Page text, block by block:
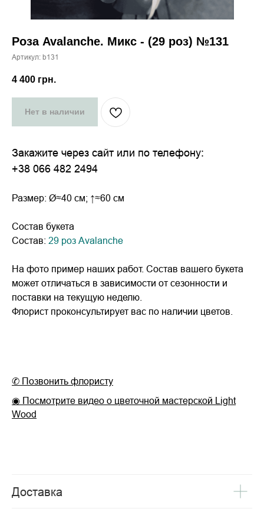
Роза Avalanche. Микс - (29 роз) №131
Артикул: b131
4 400 грн.
Нет в наличии
Закажите через сайт или по телефону:
+38 066 482 2494
Размер: Ø≈40 см; ↑≈60 см
Состав букета
Состав: 29 роз Avalanche
На фото пример наших работ. Состав вашего букета
может отличаться в зависимости от сезонности и
поставки на текущую неделю.
Флорист проконсультирует вас по наличии цветов.
✆ Позвонить флористу
◉ Посмотрите видео о цветочной мастерской Light
Wood
Доставка